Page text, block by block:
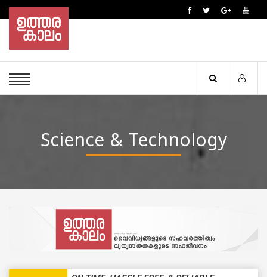
Science & Technology